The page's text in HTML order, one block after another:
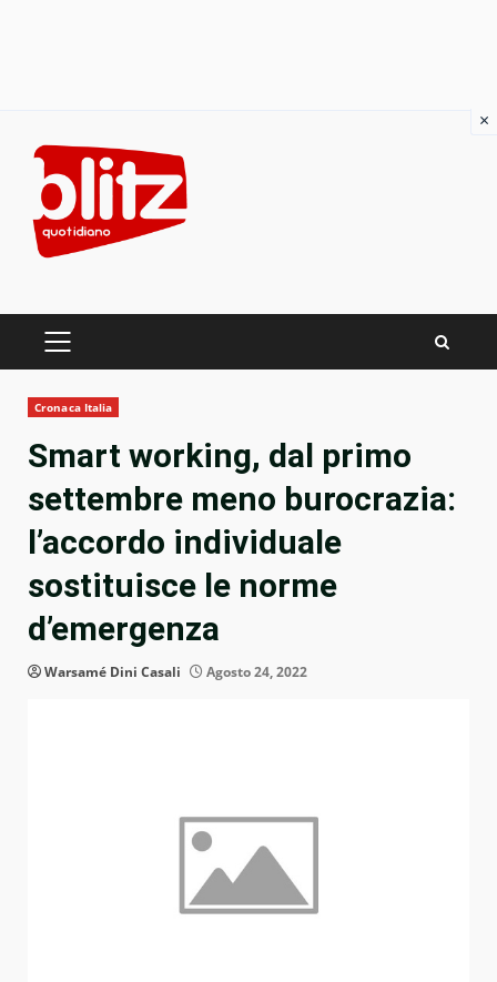
content
PRIMARY
Cronaca Italia
Smart working, dal primo
settembre meno burocrazia:
l’accordo individuale
sostituisce le norme
d’emergenza
Warsamé Dini Casali Agosto 24, 2022
×